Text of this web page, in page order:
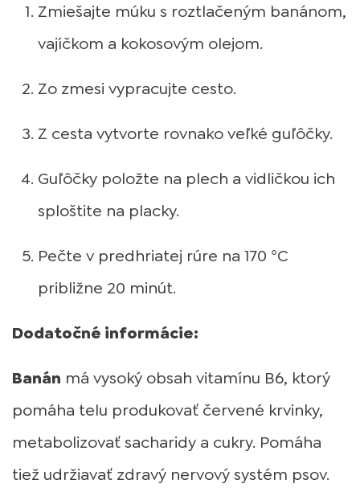
Zmiešajte múku s roztlačeným banánom,
vajíčkom a kokosovým olejom.
Zo zmesi vypracujte cesto.
Z cesta vytvorte rovnako veľké guľôčky.
Guľôčky položte na plech a vidličkou ich
sploštite na placky.
Pečte v predhriatej rúre na 170 °C
približne 20 minút.
Dodatočné informácie:
Banán má vysoký obsah vitamínu B6, ktorý
pomáha telu produkovať červené krvinky,
metabolizovať sacharidy a cukry. Pomáha
tiež udržiavať zdravý nervový systém psov.